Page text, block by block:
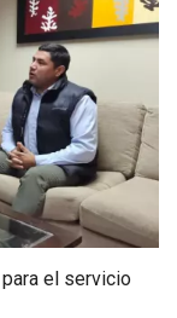
el servicio